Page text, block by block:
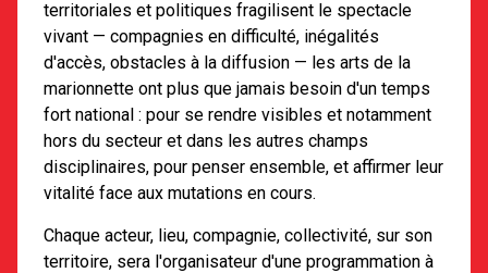
territoriales et politiques fragilisent le spectacle
vivant — compagnies en difficulté, inégalités
d'accès, obstacles à la diffusion — les arts de la
marionnette ont plus que jamais besoin d'un temps
fort national : pour se rendre visibles et notamment
hors du secteur et dans les autres champs
disciplinaires, pour penser ensemble, et affirmer leur
vitalité face aux mutations en cours.
Chaque acteur, lieu, compagnie, collectivité, sur son
territoire, sera l'organisateur d'une programmation à